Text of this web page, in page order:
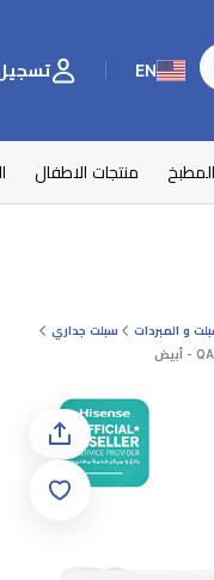
EN تسجيل
منتجات الاطفال
و المبردات
سبلت جداري